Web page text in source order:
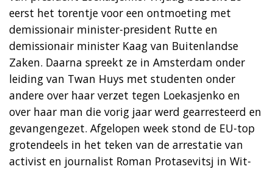
eerst het torentje voor een ontmoeting met
demissionair minister-president Rutte en
demissionair minister Kaag van Buitenlandse
Zaken. Daarna spreekt ze in Amsterdam onder
leiding van Twan Huys met studenten onder
andere over haar verzet tegen Loekasjenko en
over haar man die vorig jaar werd gearresteerd en
gevangengezet. Afgelopen week stond de EU-top
grotendeels in het teken van de arrestatie van
activist en journalist Roman Protasevitsj in Wit-